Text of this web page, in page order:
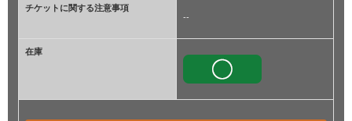
チケットに関する注意事項
--
在庫